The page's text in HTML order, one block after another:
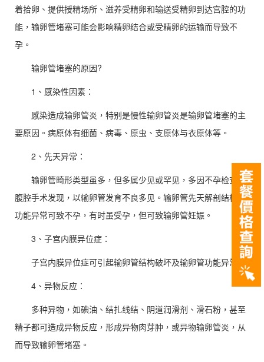
着拾卵、提供授精场所、滋养受精卵和输送受精卵到达宫腔的功
能，输卵管堵塞可能会影响精卵结合或受精卵的运输而导致不
孕。
输卵管堵塞的原因?
1、感染性因素：
感染造成输卵管炎，特别是慢性输卵管炎是输卵管堵塞的主
要原因。病原体有细菌、病毒、原虫、支原体与衣原体等。
2、先天异常：
输卵管畸形类型虽多，但多属少见或罕见，多因不孕检查、
腹腔手术发现，以输卵管发育不良多见。输卵管先天解剖结构与
功能异常可致不孕，有时虽受孕，但可致输卵管妊娠。
3、子宫内膜异位症：
子宫内膜异位症可引起输卵管结构破坏及输卵管功能异常。
4、异物反应：
多种异物，如碘油、结扎线结、阴道润滑剂、滑石粉，甚至
精子都可造成异物反应，形成异物肉芽肿，或异物输卵管炎，从
而导致输卵管堵塞。